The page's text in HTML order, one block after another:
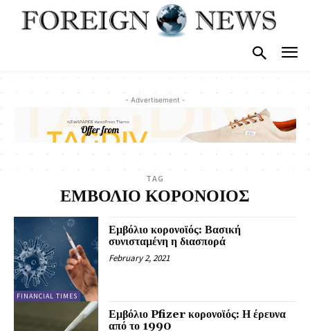
- Advertisement -
TAG
ΕΜΒΟΛΙΟ ΚΟΡΟΝΟΙΟΣ
FINANCIAL TIMES
Εμβόλιο κορονοϊός: Βασική
συνισταμένη η διασπορά
February 2, 2021
Εμβόλιο Pfizer κορονοϊός: Η έρευνα
από το 1990